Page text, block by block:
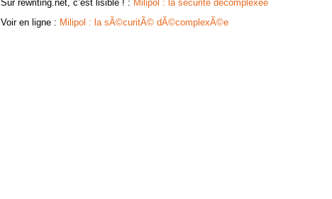
Sur rewriting.net, c’est lisible ! : Milipol : la sécurité décomplexée
Voir en ligne : Milipol : la sÃ©curitÃ© dÃ©complexÃ©e